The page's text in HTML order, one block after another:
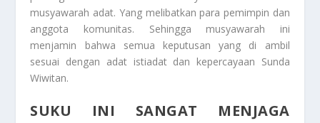
musyawarah adat. Yang melibatkan para pemimpin dan
anggota komunitas. Sehingga musyawarah ini
menjamin bahwa semua keputusan yang di ambil
sesuai dengan adat istiadat dan kepercayaan Sunda
Wiwitan.
SUKU INI SANGAT MENJAGA